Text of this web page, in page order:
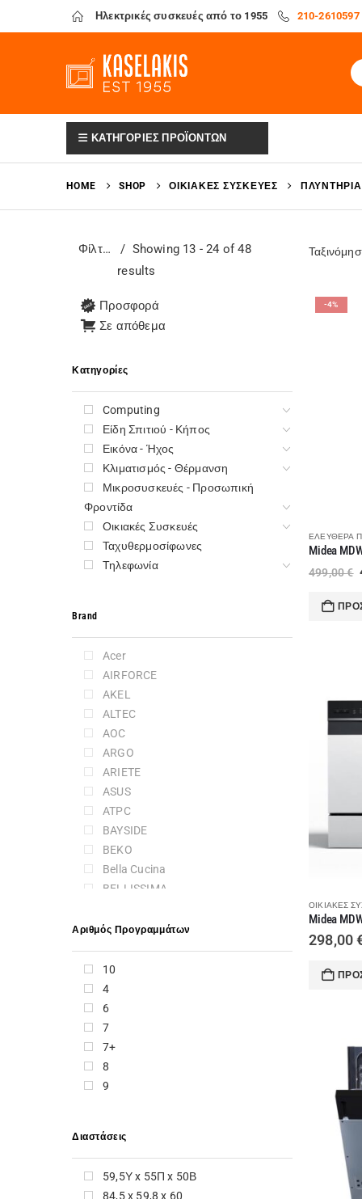
Ηλεκτρικές συσκευές από το 1955 210-2610597
ΚΑΤΗΓΟΡΙΕΣ ΠΡΟΪΟΝΤΩΝ
HOME SHOP ΟΙΚΙΑΚΈΣ ΣΥΣΚΕΥΈΣ
-4%
ΕΛΕΎΘΕΡΑ
499,00€
ΟΙΚΙΑΚΈΣ
298,00
Φίλτρα
Showing 13 - 24 of 48
results
Προσφορά
Σε απόθεμα
Κατηγορίες
Computing
Είδη Σπιτιού - Κήπος
Εικόνα - Ήχος
Κλιματισμός - Θέρμανση
Μικροσυσκευές - Προσωπική
Φροντίδα
Οικιακές Συσκευές
Ταχυθερμοσίφωνες
Τηλεφωνία
Brand
Acer
AIRFORCE
AKEL
ALTEC
AOC
ARGO
ARIETE
ASUS
ATPC
BAYSIDE
BEKO
Bella Cucina
BELLISSIMA
BLOMBERG
BRANDT
BRATECK
BRAUN
CALFER GAS
CAMPINGAZ
CANDY
CANON
CHESTER
COLES
CORONA
Αριθμός Προγραμμάτων
10
4
6
7
7+
8
9
Διαστάσεις
59,5Υ x 55Π x 50Β
84,5 x 59,8 x 60